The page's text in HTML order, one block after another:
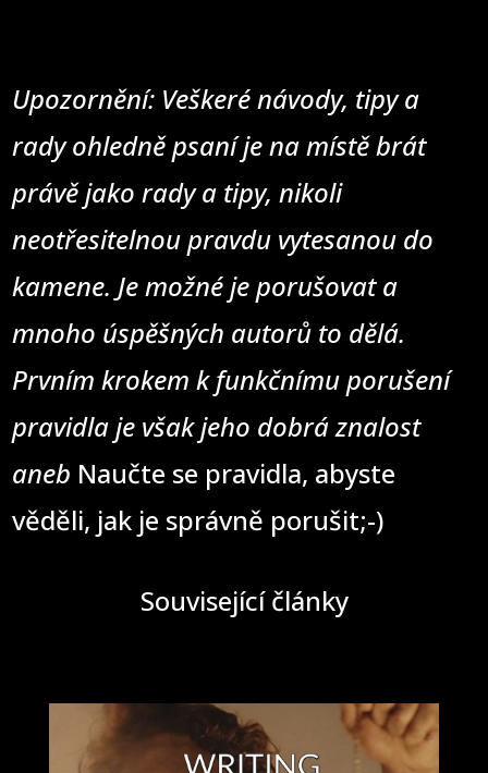
Upozornění: Veškeré návody, tipy a
rady ohledně psaní je na místě brát
právě jako rady a tipy, nikoli
neotřesitelnou pravdu vytesanou do
kamene. Je možné je porušovat a
mnoho úspěšných autorů to dělá.
Prvním krokem k funkčnímu porušení
pravidla je však jeho dobrá znalost
aneb Naučte se pravidla, abyste
věděli, jak je správně porušit;-)
Související články